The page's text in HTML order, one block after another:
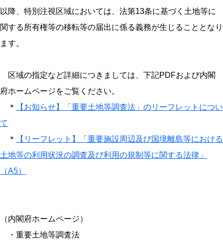
以降、特別注視区域においては、法第13条に基づく土地等に
関する所有権等の移転等の届出に係る義務が生じることとなり
ます。
区域の指定など詳細につきましては、下記PDFおよび内閣
府ホームページをご覧ください。
＊
【お知らせ】「重要土地等調査法」のリーフレットについ
て
＊
【リーフレット】「重要施設周辺及び国境離島等における
土地等の利用状況の調査及び利用の規制等に関する法律」
（A5）
（内閣府ホームページ）
・重要土地等調査法